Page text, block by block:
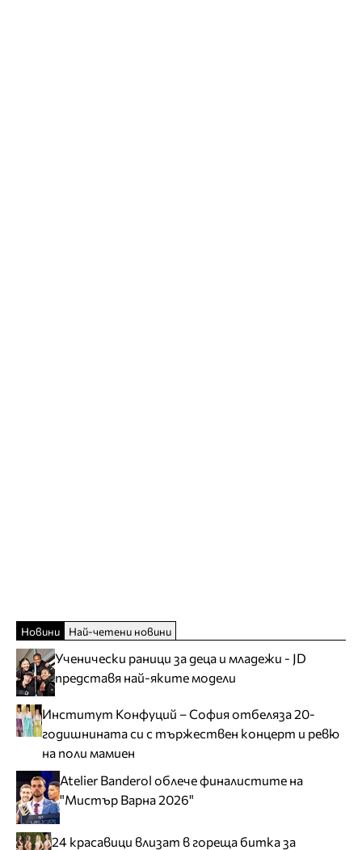
Новини Най-четени новини
Ученически раници за деца и младежи - JD
представя най-яките модели
Институт Конфуций – София отбеляза 20-
годишнината си с тържествен концерт и ревю
на поли мамиен
Atelier Banderol облече финалистите на
"Мистър Варна 2026"
24 красавици влизат в гореща битка за